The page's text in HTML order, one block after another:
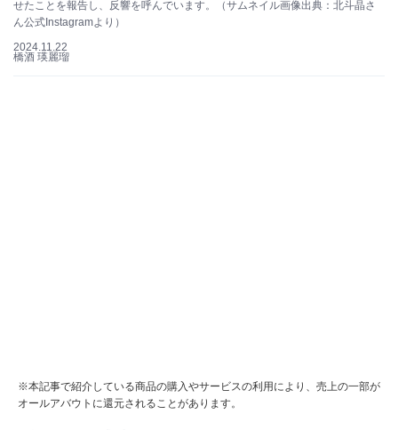
せたことを報告し、反響を呼んでいます。（サムネイル画像出典：北斗晶さ
ん公式Instagramより）
2024.11.22
橋酒 瑛麗瑠
※本記事で紹介している商品の購入やサービスの利用により、売上の一部が
オールアバウトに還元されることがあります。